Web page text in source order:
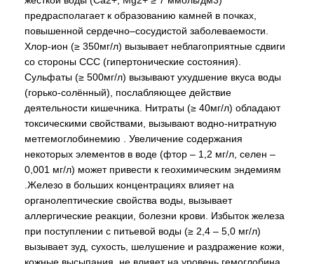
предрасполагает к образованию камней в почках,
повышенной сердечно–сосудистой заболеваемости.
Хлор-ион (≥ 350мг/л) вызывает неблагоприятные сдвиги
со стороны ССС (гипертонические состояния).
Сульфаты (≥ 500мг/л) вызывают ухудшение вкуса воды
(горько-солённый), послабляющее действие
деятельности кишечника. Нитраты (≥ 40мг/л) обладают
токсическими свойствами, вызывают водно-нитратную
метгемоглобинемию . Увеличение содержания
некоторых элементов в воде (фтор – 1,2 мг/л, селен –
0,001 мг/л) может привести к геохимическим эндемиям
.Железо в больших концентрациях влияет на
органолептические свойства воды, вызывает
аллергические реакции, болезни крови. Избыток железа
при поступлении с питьевой воды (≥ 2,4 – 5,0 мг/л)
вызывает зуд, сухость, шелушение и раздражение кожи,